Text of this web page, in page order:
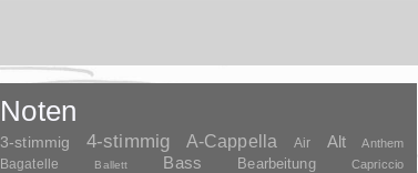
Noten
3-stimmig 4-stimmig A-Cappella Air Alt Anthem
Bagatelle Ballett Bass Bearbeitung Capriccio